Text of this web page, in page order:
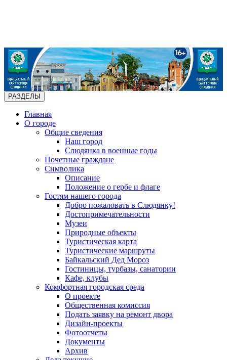
РАЗДЕЛЫ
Главная
О городе
Общие сведения
Наш город
Слюдянка в военные годы
Почетные граждане
Символика
Описание
Положение о гербе и флаге
Гостям нашего города
Добро пожаловать в Слюдянку!
Достопримечательности
Музеи
Природные объекты
Туристическая карта
Туристические маршруты
Байкальский Дед Мороз
Гостиницы, турбазы, санатории
Кафе, клубы
Комфортная городская среда
О проекте
Общественная комиссия
Подать заявку на ремонт двора
Дизайн-проекты
Фотоотчеты
Документы
Архив